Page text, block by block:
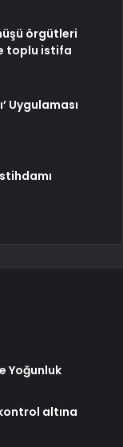
örgütleri
toplu istifa
Uygulaması
Yoğunluk
kontrol altına